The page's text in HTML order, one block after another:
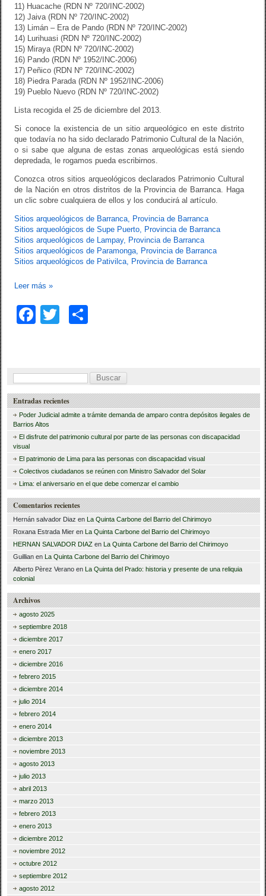
11) Huacache (RDN Nº 720/INC-2002)
12) Jaiva (RDN Nº 720/INC-2002)
13) Limán – Era de Pando (RDN Nº 720/INC-2002)
14) Lurihuasi (RDN Nº 720/INC-2002)
15) Miraya (RDN Nº 720/INC-2002)
16) Pando (RDN Nº 1952/INC-2006)
17) Peñico (RDN Nº 720/INC-2002)
18) Piedra Parada (RDN Nº 1952/INC-2006)
19) Pueblo Nuevo (RDN Nº 720/INC-2002)
Lista recogida el 25 de diciembre del 2013.
Si conoce la existencia de un sitio arqueológico en este distrito
que todavía no ha sido declarado Patrimonio Cultural de la Nación,
o si sabe que alguna de estas zonas arqueológicas está siendo
depredada, le rogamos pueda escribirnos.
Conozca otros sitios arqueológicos declarados Patrimonio Cultural
de la Nación en otros distritos de la Provincia de Barranca. Haga
un clic sobre cualquiera de ellos y los conducirá al artículo.
Sitios arqueológicos de Barranca, Provincia de Barranca
Sitios arqueológicos de Supe Puerto, Provincia de Barranca
Sitios arqueológicos de Lampay, Provincia de Barranca
Sitios arqueológicos de Paramonga, Provincia de Barranca
Sitios arqueológicos de Pativilca, Provincia de Barranca
Leer más»
F
e
b
o
o
T
er p
ar
tir
B
u
s
c
a
r
:
Entradas recientes
Poder Judicial admite a trámite demanda de amparo contra depósitos ilegales de
Barrios Altos
El disfrute del patrimonio cultural por parte de las personas con discapacidad
visual
El patrimonio de Lima para las personas con discapacidad visual
Colectivos ciudadanos se reúnen con Ministro Salvador del Solar
Lima: el aniversario en el que debe comenzar el cambio
Comentarios recientes
Hernán salvador Diaz en La Quinta Carbone del Barrio del Chirimoyo
Roxana Estrada Mier en La Quinta Carbone del Barrio del Chirimoyo
HERNAN SALVADOR DIAZ en La Quinta Carbone del Barrio del Chirimoyo
Guillian en La Quinta Carbone del Barrio del Chirimoyo
Alberto Pèrez Verano en La Quinta del Prado: historia y presente de una reliquia
colonial
Archivos
agosto 2025
septiembre 2018
diciembre 2017
enero 2017
diciembre 2016
febrero 2015
diciembre 2014
julio 2014
febrero 2014
enero 2014
diciembre 2013
noviembre 2013
agosto 2013
julio 2013
abril 2013
marzo 2013
febrero 2013
enero 2013
diciembre 2012
noviembre 2012
octubre 2012
septiembre 2012
agosto 2012